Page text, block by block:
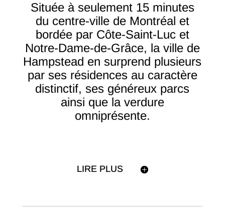
Située à seulement 15 minutes
du centre-ville de Montréal et
bordée par Côte-Saint-Luc et
Notre-Dame-de-Grâce, la ville de
Hampstead en surprend plusieurs
par ses résidences au caractère
distinctif, ses généreux parcs
ainsi que la verdure
omniprésente.
LIRE PLUS